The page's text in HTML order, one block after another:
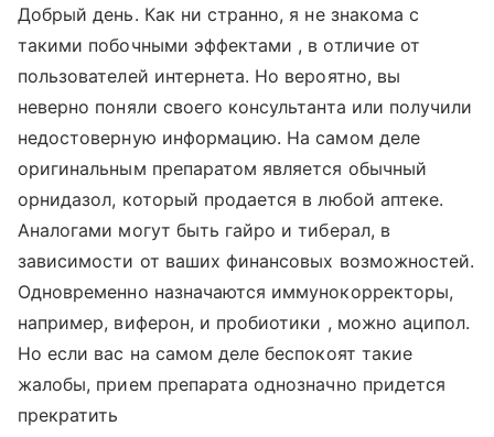
Добрый день. Как ни странно, я не знакома с
такими побочными эффектами , в отличие от
пользователей интернета. Но вероятно, вы
неверно поняли своего консультанта или получили
недостоверную информацию. На самом деле
оригинальным препаратом является обычный
орнидазол, который продается в любой аптеке.
Аналогами могут быть гайро и тиберал, в
зависимости от ваших финансовых возможностей.
Одновременно назначаются иммунокорректоры,
например, виферон, и пробиотики , можно аципол.
Но если вас на самом деле беспокоят такие
жалобы, прием препарата однозначно придется
прекратить